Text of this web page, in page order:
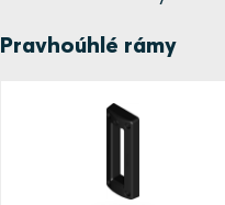
Pravhoúhlé rámy